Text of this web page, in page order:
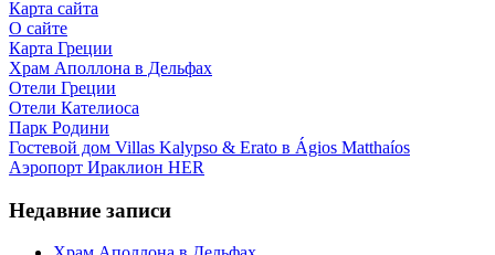
Карта сайта
О сайте
Карта Греции
Храм Аполлона в Дельфах
Отели Греции
Отели Кателиоса
Парк Родини
Гостевой дом Villas Kalypso & Erato в Ágios Matthaíos
Аэропорт Ираклион HER
Недавние записи